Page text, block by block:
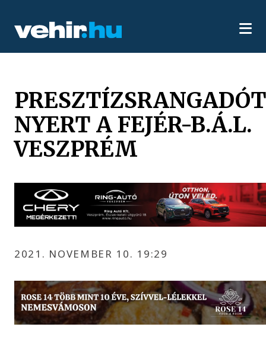
NYERT A FEJÉR-B.Á.L.
VESZPRÉM
2021. NOVEMBER 10. 19:29